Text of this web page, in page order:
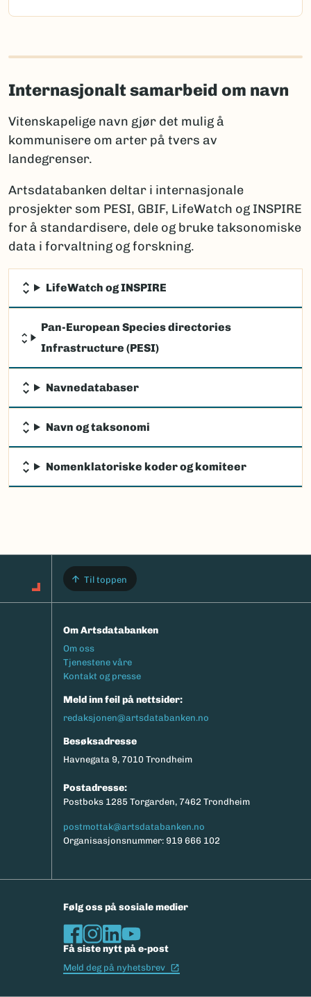
Internasjonalt samarbeid om navn
Vitenskapelige navn gjør det mulig å
kommunisere om arter på tvers av
landegrenser.
Artsdatabanken deltar i internasjonale
prosjekter som PESI, GBIF, LifeWatch og INSPIRE
for å standardisere, dele og bruke taksonomiske
data i forvaltning og forskning.
LifeWatch og INSPIRE
Pan-European Species directories
Infrastructure (PESI)
Navnedatabaser
Navn og taksonomi
Nomenklatoriske koder og komiteer
Til toppen
Om Artsdatabanken
Footermeny
Om oss
Tjenestene våre
Kontakt og presse
Meld inn feil på nettsider:
redaksjonen@artsdatabanken.no
Besøksadresse
Havnegata 9, 7010 Trondheim
Postadresse:
Postboks 1285 Torgarden, 7462 Trondheim
postmottak@artsdatabanken.no
Organisasjonsnummer: 919 666 102
Følg oss på sosiale medier
Få siste nytt på e-post
Meld deg på nyhetsbrev